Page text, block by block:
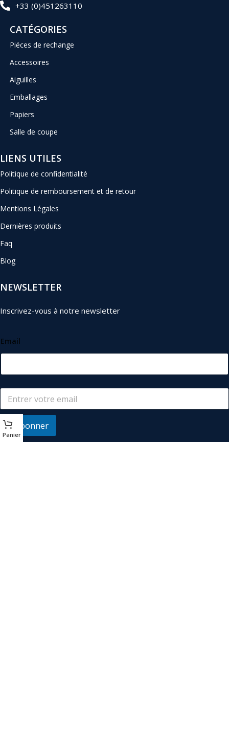
+33 (0)451263110
CATÉGORIES
Piéces de rechange
Accessoires
Aiguilles
Emballages
Papiers
Salle de coupe
LIENS UTILES
Politique de confidentialité
Politique de remboursement et de retour
Mentions Légales
Dernières produits
Faq
Blog
NEWSLETTER
Inscrivez-vous à notre newsletter
Email
S'abonner
Panier